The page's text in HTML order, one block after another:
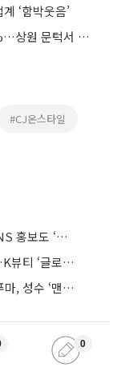
‘함박웃음’
美 클래리티 법안 연내 통과 가능성 13%…상원 문턱서 제동
#CJ온스타일
“보기만 하는 광고 끝“…화장품업계, SNS 홍보도 ‘참여형 콘텐츠’로 변모
매망’ 확대 속도
“한국적 감성에 英 축구열정 더했다”...푸마, 성수 ‘맨시티 하우스’ 팝업
0